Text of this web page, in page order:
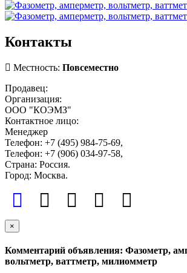
Контакты
Местность: Повсеместно
Продавец:
Организация:
ООО "КОЭМЗ"
Контактное лицо:
Менеджер
Телефон: +7 (495) 984-75-69,
Телефон: +7 (906) 034-97-58,
Страна: Россия.
Город: Москва.
×
Комментарий объявления: Фазометр,
вольтметр, ваттметр, милиомметр